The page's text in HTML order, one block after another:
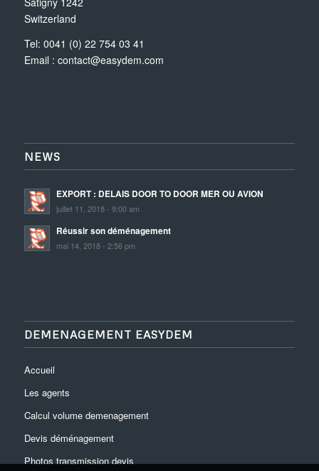
Switzerland
Tel: 0041 (0) 22 754 03 41
Email : contact@easydem.com
NEWS
EXPORT : DELAIS DOOR TO DOOR MER OU AVION
juillet 11, 2018 - 9:00 am
Réussir son déménagement
mai 14, 2018 - 2:56 pm
DEMENAGEMENT EASYDEM
Accueil
Les agents
Calcul volume demenagement
Devis déménagement
Photos transmission devis